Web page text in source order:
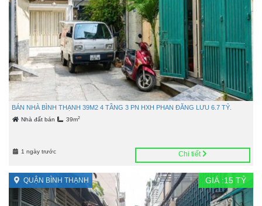
BÁN NHÀ BÌNH THẠNH 39M2 4 TẦNG 3 PN HXH PHAN ĐĂNG LƯU 6.7 TỶ.
Nhà đất bán 39m2
1 ngày trước Chi tiết
QUẬN BÌNH THẠNH GIÁ :15 TỶ